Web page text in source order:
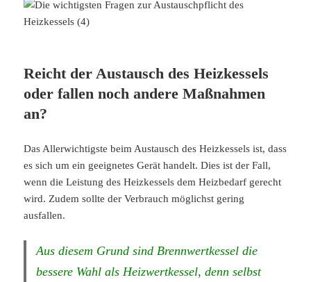
Reicht der Austausch des Heizkessels
oder fallen noch andere Maßnahmen
an?
Das Allerwichtigste beim Austausch des Heizkessels ist, dass
es sich um ein geeignetes Gerät handelt. Dies ist der Fall,
wenn die Leistung des Heizkessels dem Heizbedarf gerecht
wird. Zudem sollte der Verbrauch möglichst gering
ausfallen.
Aus diesem Grund sind Brennwertkessel die
bessere Wahl als Heizwertkessel, denn selbst